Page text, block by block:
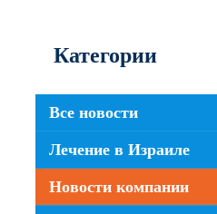
Категории
Все новости
Лечение в Израиле
Новости компании